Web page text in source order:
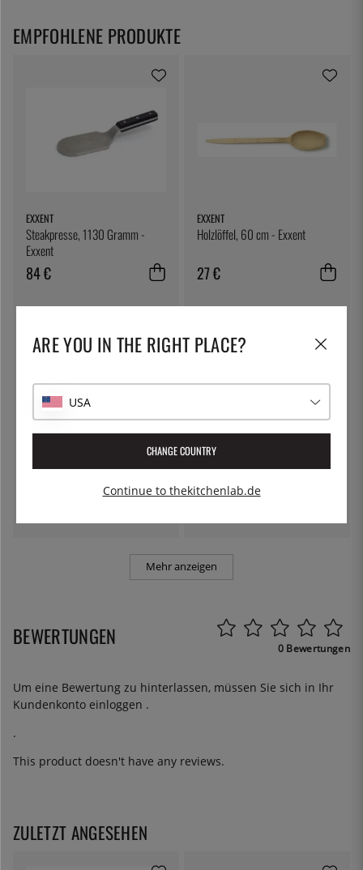
EXXENT
Steakpresse, 1130 Gramm -
Exxent
84 €
EXXENT
Holzlöffel, 60 cm - Exxent
27 €
Antihaftgitter - Nordicware
ÖSTLIN
Mehr anzeigen
EMPFOHLENE PRODUKTE
BEWERTUNGEN 0 Bewertungen
Um eine Bewertung zu hinterlassen, müssen Sie sich in Ihr
Kundenkonto einloggen .
.
This product doesn't have any reviews.
ZULETZT ANGESEHEN
ARE YOU IN THE RIGHT PLACE?
USA
CHANGE COUNTRY
Continue to thekitchenlab.de